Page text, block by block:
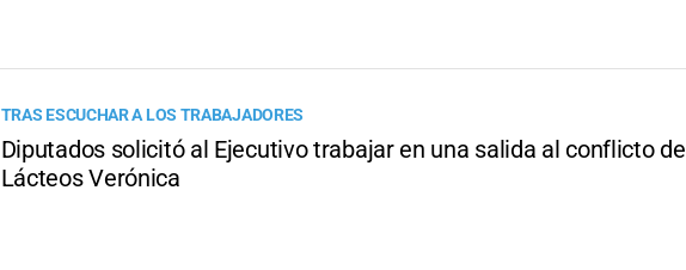
TRAS ESCUCHAR A LOS TRABAJADORES
Diputados solicitó al Ejecutivo trabajar en una salida al conflicto de
Lácteos Verónica